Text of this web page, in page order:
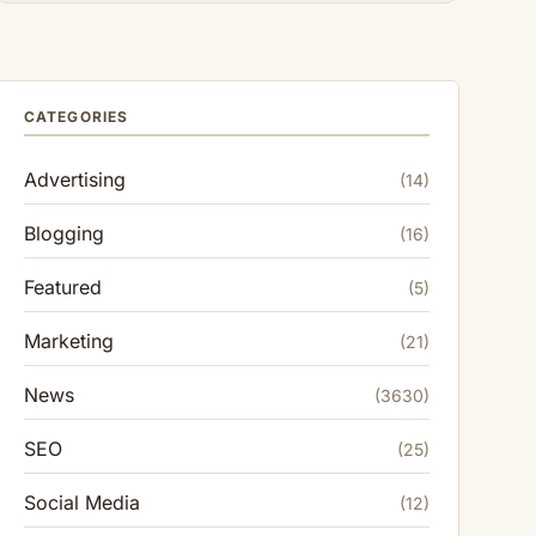
CATEGORIES
Advertising (14)
Blogging (16)
Featured (5)
Marketing (21)
News (3630)
SEO (25)
Social Media (12)